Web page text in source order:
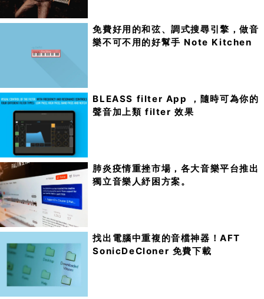
免費好用的和弦、調式搜尋引擎，做音
樂不可不用的好幫手 Note Kitchen
BLEASS filter App ，隨時可為你的
聲音加上類 filter 效果
肺炎疫情重挫市場，各大音樂平台推出
獨立音樂人紓困方案。
找出電腦中重複的音檔神器！AFT
SonicDeCloner 免費下載